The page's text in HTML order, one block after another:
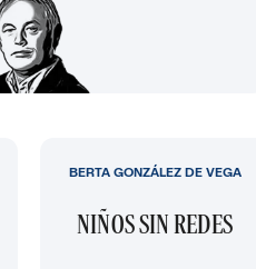
NIÑOS SIN REDES
BERTA GONZÁLEZ DE VEGA